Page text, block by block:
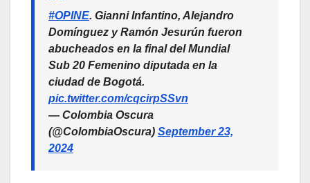
#OPINE. Gianni Infantino, Alejandro
Domínguez y Ramón Jesurún fueron
abucheados en la final del Mundial
Sub 20 Femenino diputada en la
ciudad de Bogotá.
pic.twitter.com/cqcirpSSvn
— Colombia Oscura
(@ColombiaOscura) September 23,
2024